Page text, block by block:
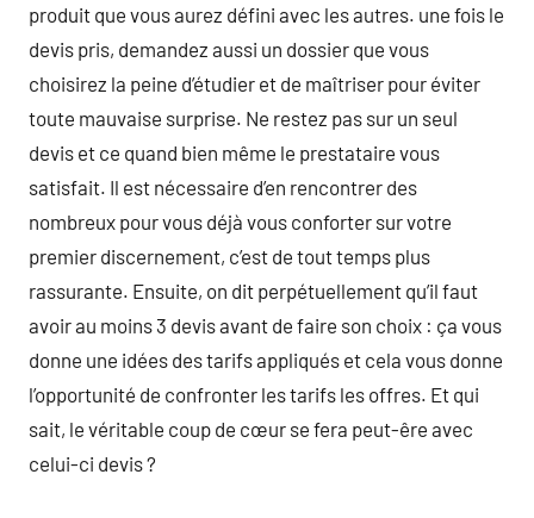
produit que vous aurez défini avec les autres. une fois le
devis pris, demandez aussi un dossier que vous
choisirez la peine d’étudier et de maîtriser pour éviter
toute mauvaise surprise. Ne restez pas sur un seul
devis et ce quand bien même le prestataire vous
satisfait. Il est nécessaire d’en rencontrer des
nombreux pour vous déjà vous conforter sur votre
premier discernement, c’est de tout temps plus
rassurante. Ensuite, on dit perpétuellement qu’il faut
avoir au moins 3 devis avant de faire son choix : ça vous
donne une idées des tarifs appliqués et cela vous donne
l’opportunité de confronter les tarifs les offres. Et qui
sait, le véritable coup de cœur se fera peut-êre avec
celui-ci devis ?